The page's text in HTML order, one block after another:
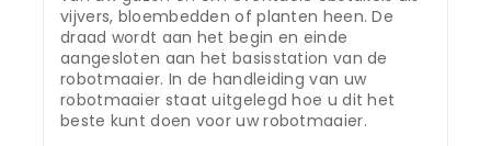
vijvers, bloembedden of planten heen. De
draad wordt aan het begin en einde
aangesloten aan het basisstation van de
robotmaaier. In de handleiding van uw
robotmaaier staat uitgelegd hoe u dit het
beste kunt doen voor uw robotmaaier.